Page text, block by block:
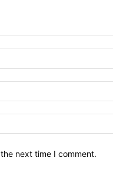
next time I comment.